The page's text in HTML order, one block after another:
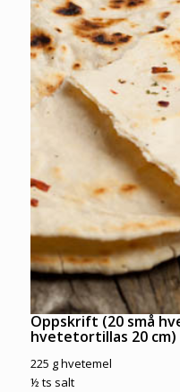
Oppskrift (20 små
hvetetortillas 20 cm)
225 g hvetemel
½ ts salt